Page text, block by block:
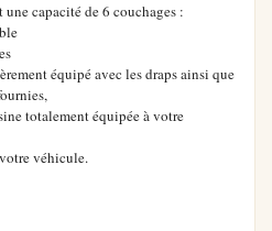
capacité de 6 couchages :
équipé avec les draps ainsi que
totalement équipée à votre
véhicule.